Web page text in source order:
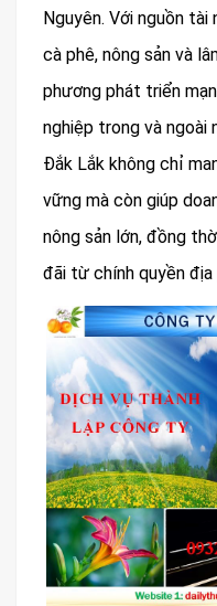
Nguyên. Với nguồn
cà phê, nông sản và
phương phát triển
nghiệp trong và ngoài
Đắk Lắk không chỉ
vững mà còn giúp
nông sản lớn, đồng
đãi từ chính quyền địa